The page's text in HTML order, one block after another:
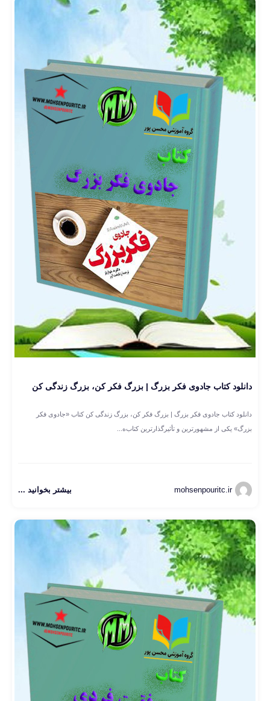
دانلود کتاب جادوی فکر بزرگ | بزرگ فکر کن، بزرگ زندگی کن
دانلود کتاب جادوی فکر بزرگ | بزرگ فکر کن، بزرگ زندگی کن کتاب «جادوی فکر
بزرگ» یکی از مشهورترین و تأثیرگذارترین کتاب‌ه...
mohsenpouritc.ir بیشتر بخوانید ...